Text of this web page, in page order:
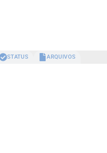
STATUS ARQUIVOS